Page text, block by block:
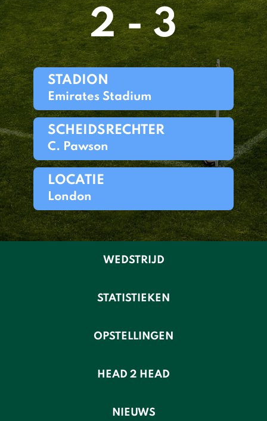
2 - 3
STADION
Emirates Stadium
SCHEIDSRECHTER
C. Pawson
LOCATIE
London
WEDSTRIJD
STATISTIEKEN
OPSTELLINGEN
HEAD 2 HEAD
NIEUWS